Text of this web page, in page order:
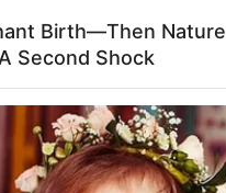
Birth—Then Nature
Second Shock